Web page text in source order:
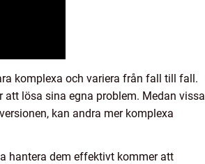
komplexa och variera från fall till fall.
lösa sina egna problem. Medan vissa
kan andra mer komplexa
hantera dem effektivt kommer att